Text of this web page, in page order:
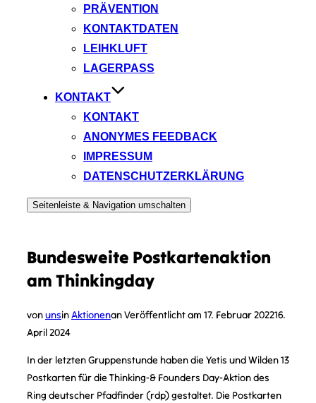
PRÄVENTION
KONTAKTDATEN
LEIHKLUFT
LAGERPASS
KONTAKT
KONTAKT
ANONYMES FEEDBACK
IMPRESSUM
DATENSCHUTZERKLÄRUNG
Seitenleiste & Navigation umschalten
Bundesweite Postkartenaktion
am Thinkingday
vonunsinAktionenanVeröffentlicht am 17. Februar 202216.
April 2024
In der letzten Gruppenstunde haben die Yetis und Wilden 13
Postkarten für die Thinking-& Founders Day-Aktion des
Ring deutscher Pfadfinder (rdp) gestaltet. Die Postkarten